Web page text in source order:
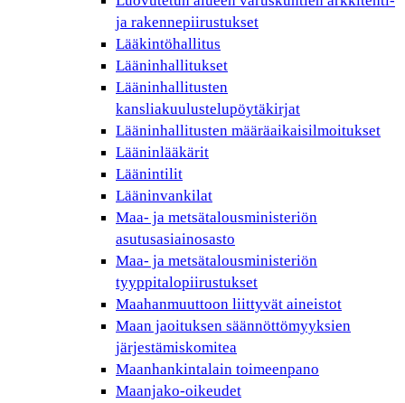
ja rakennepiirustukset
Lääkintöhallitus
Lääninhallitukset
Lääninhallitusten
kansliakuulustelupöytäkirjat
Lääninhallitusten määräaikaisilmoitukset
Lääninlääkärit
Läänintilit
Lääninvankilat
Maa- ja metsätalousministeriön
asutusasiainosasto
Maa- ja metsätalousministeriön
tyyppitalopiirustukset
Maahanmuuttoon liittyvät aineistot
Maan jaoituksen säännöttömyyksien
järjestämiskomitea
Maanhankintalain toimeenpano
Maanjako-oikeudet